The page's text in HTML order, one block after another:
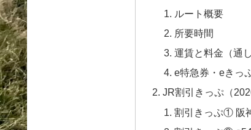
ルート概要
所要時間
運賃と料金（通
e特急券・eきっ
JR割引きっぷ（
割引きっぷ① 阪